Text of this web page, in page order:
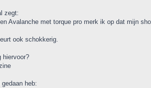
zegt:
Avalanche met torque pro merk ik op dat mijn
ook schokkerig.
hiervoor?
heb: